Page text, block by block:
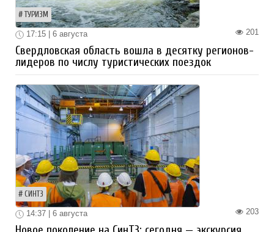
ТУРИЗМ
201
17:15 | 6 августа
Свердловская область вошла в десятку регионов-
лидеров по числу туристических поездок
СИНТЗ
203
14:37 | 6 августа